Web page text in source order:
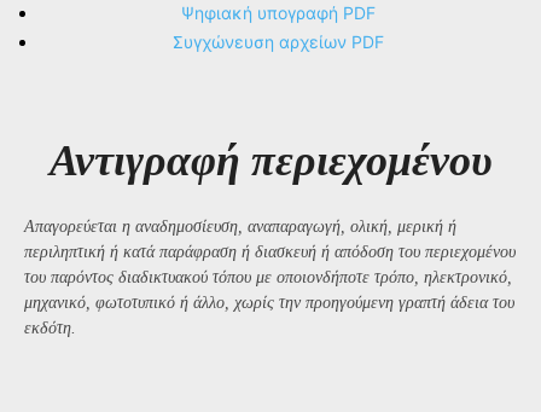
Ψηφιακή υπογραφή PDF
Συγχώνευση αρχείων PDF
Αντιγραφή περιεχομένου
Απαγορεύεται η αναδημοσίευση, αναπαραγωγή, ολική, μερική ή
περιληπτική ή κατά παράφραση ή διασκευή ή απόδοση του περιεχομένου
του παρόντος διαδικτυακού τόπου με οποιονδήποτε τρόπο, ηλεκτρονικό,
μηχανικό, φωτοτυπικό ή άλλο, χωρίς την προηγούμενη γραπτή άδεια του
εκδότη.